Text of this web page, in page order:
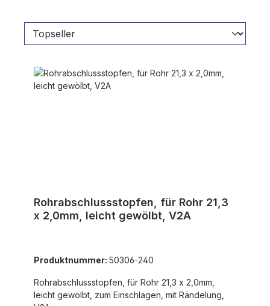
Rohrabschlussstopfen, für Rohr 21,3
x 2,0mm, leicht gewölbt, V2A
Produktnummer: 50306-240
Rohrabschlussstopfen, für Rohr 21,3 x 2,0mm,
leicht gewölbt, zum Einschlagen, mit Rändelung,